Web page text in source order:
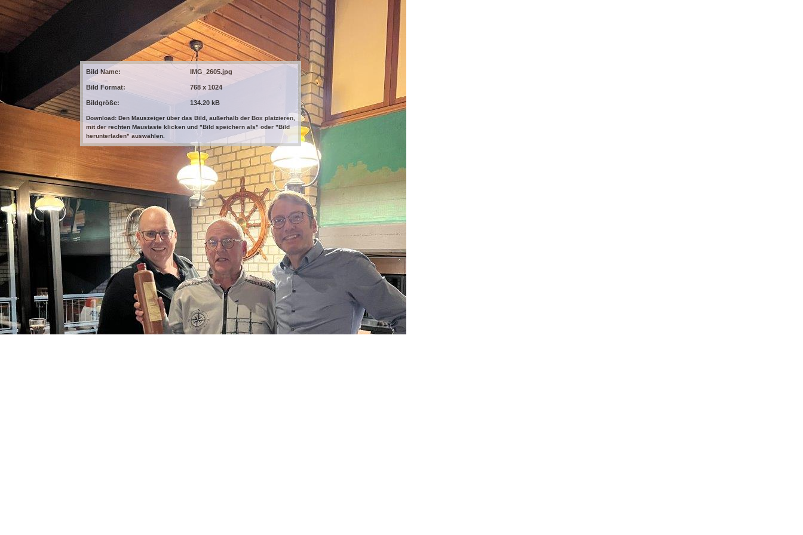
Bild Name: IMG_2605.jpg
Bild Format: 768 x 1024
Bildgröße: 134.20 kB
Download: Den Mauszeiger über das Bild, außerhalb der Box platzieren,
mit der rechten Maustaste klicken und "Bild speichern als" oder "Bild
herunterladen" auswählen.